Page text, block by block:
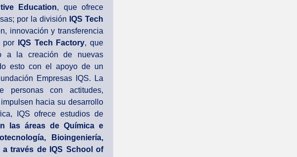
Education, que ofrece
por la división IQS Tech
innovación y transferencia
por IQS Tech Factory, que
a la creación de nuevas
esto con el apoyo de un
Empresas IQS. La
con actitudes,
hacia su desarrollo
IQS ofrece estudios de
las áreas de Química e
Bioingeniería,
a través de IQS School of